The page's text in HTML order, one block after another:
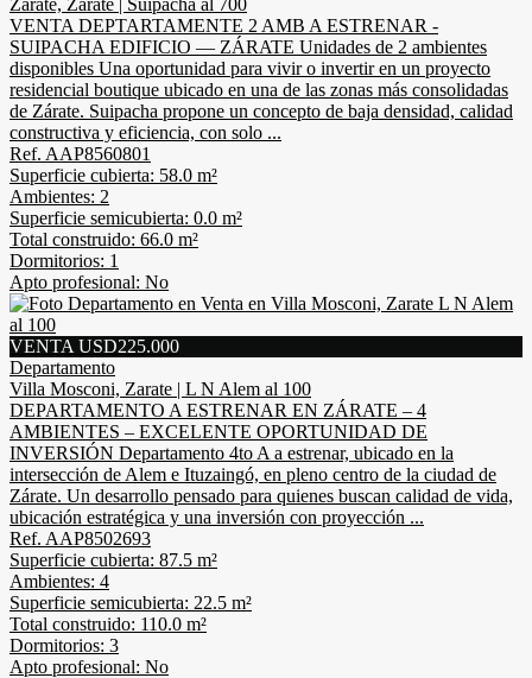
Zarate, Zarate | Suipacha al 700
VENTA DEPTARTAMENTE 2 AMB A ESTRENAR -
SUIPACHA EDIFICIO — ZÁRATE Unidades de 2 ambientes
disponibles Una oportunidad para vivir o invertir en un proyecto
residencial boutique ubicado en una de las zonas más consolidadas
de Zárate. Suipacha propone un concepto de baja densidad, calidad
constructiva y eficiencia, con solo ...
Ref. AAP8560801
Superficie cubierta: 58.0 m²
Ambientes: 2
Superficie semicubierta: 0.0 m²
Total construido: 66.0 m²
Dormitorios: 1
Apto profesional: No
VENTA USD225.000
Departamento
Villa Mosconi, Zarate | L N Alem al 100
DEPARTAMENTO A ESTRENAR EN ZÁRATE – 4
AMBIENTES – EXCELENTE OPORTUNIDAD DE
INVERSIÓN Departamento 4to A a estrenar, ubicado en la
intersección de Alem e Ituzaingó, en pleno centro de la ciudad de
Zárate. Un desarrollo pensado para quienes buscan calidad de vida,
ubicación estratégica y una inversión con proyección ...
Ref. AAP8502693
Superficie cubierta: 87.5 m²
Ambientes: 4
Superficie semicubierta: 22.5 m²
Total construido: 110.0 m²
Dormitorios: 3
Apto profesional: No